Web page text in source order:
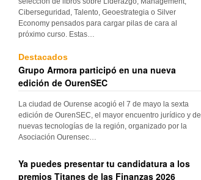
Ciberseguridad, Talento, Geoestrategia o Silver
Economy pensados para cargar pilas de cara al
próximo curso. Estas…
Destacados
Grupo Armora participó en una nueva
edición de OurenSEC
La ciudad de Ourense acogió el 7 de mayo la sexta
edición de OurenSEC, el mayor encuentro jurídico y de
nuevas tecnologías de la región, organizado por la
Asociación Ourensec…
Ya puedes presentar tu candidatura a los
premios Titanes de las Finanzas 2026